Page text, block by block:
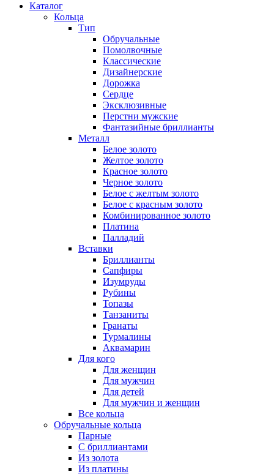
Каталог
Кольца
Тип
Обручальные
Помолвочные
Классические
Дизайнерские
Дорожка
Сердце
Эксклюзивные
Перстни мужские
Фантазийные бриллианты
Металл
Белое золото
Желтое золото
Красное золото
Черное золото
Белое с желтым золото
Белое с красным золото
Комбинированное золото
Платина
Палладий
Вставки
Бриллианты
Сапфиры
Изумруды
Рубины
Топазы
Танзаниты
Гранаты
Турмалины
Аквамарин
Для кого
Для женщин
Для мужчин
Для детей
Для мужчин и женщин
Все кольца
Обручальные кольца
Парные
С бриллиантами
Из золота
Из платины